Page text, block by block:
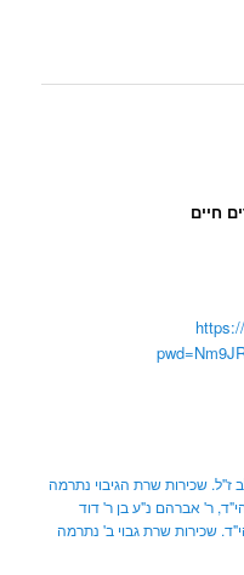
חיים
ז''ל. שכירות שרת הגיבוי נתרמה
ר' אברהם נ"ע בן ר' דוד
שכירות שרת גבוי ב' נתרמה